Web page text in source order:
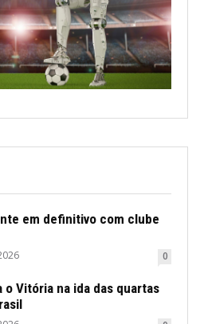
em definitivo com clube
0
o Vitória na ida das quartas